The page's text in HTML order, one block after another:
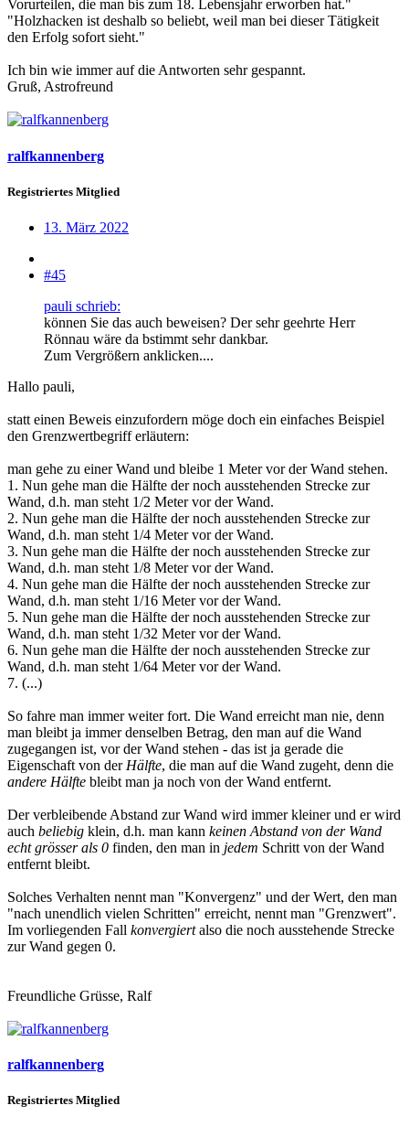
Vorurteilen, die man bis zum 18. Lebensjahr erworben hat."
"Holzhacken ist deshalb so beliebt, weil man bei dieser Tätigkeit
den Erfolg sofort sieht."
Ich bin wie immer auf die Antworten sehr gespannt.
Gruß, Astrofreund
ralfkannenberg
Registriertes Mitglied
13. März 2022
#45
pauli schrieb:
können Sie das auch beweisen? Der sehr geehrte Herr
Rönnau wäre da bstimmt sehr dankbar.
Zum Vergrößern anklicken....
Hallo pauli,
statt einen Beweis einzufordern möge doch ein einfaches Beispiel
den Grenzwertbegriff erläutern:
man gehe zu einer Wand und bleibe 1 Meter vor der Wand stehen.
1. Nun gehe man die Hälfte der noch ausstehenden Strecke zur
Wand, d.h. man steht 1/2 Meter vor der Wand.
2. Nun gehe man die Hälfte der noch ausstehenden Strecke zur
Wand, d.h. man steht 1/4 Meter vor der Wand.
3. Nun gehe man die Hälfte der noch ausstehenden Strecke zur
Wand, d.h. man steht 1/8 Meter vor der Wand.
4. Nun gehe man die Hälfte der noch ausstehenden Strecke zur
Wand, d.h. man steht 1/16 Meter vor der Wand.
5. Nun gehe man die Hälfte der noch ausstehenden Strecke zur
Wand, d.h. man steht 1/32 Meter vor der Wand.
6. Nun gehe man die Hälfte der noch ausstehenden Strecke zur
Wand, d.h. man steht 1/64 Meter vor der Wand.
7. (...)
So fahre man immer weiter fort. Die Wand erreicht man nie, denn
man bleibt ja immer denselben Betrag, den man auf die Wand
zugegangen ist, vor der Wand stehen - das ist ja gerade die
Eigenschaft von der Hälfte, die man auf die Wand zugeht, denn die
andere Hälfte bleibt man ja noch von der Wand entfernt.
Der verbleibende Abstand zur Wand wird immer kleiner und er wird
auch beliebig klein, d.h. man kann keinen Abstand von der Wand
echt grösser als 0 finden, den man in jedem Schritt von der Wand
entfernt bleibt.
Solches Verhalten nennt man "Konvergenz" und der Wert, den man
"nach unendlich vielen Schritten" erreicht, nennt man "Grenzwert".
Im vorliegenden Fall konvergiertalso die noch ausstehende Strecke
zur Wand gegen 0.
Freundliche Grüsse, Ralf
ralfkannenberg
Registriertes Mitglied